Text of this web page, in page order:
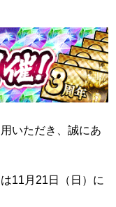
いただき、誠にあ
11月21日（日）に